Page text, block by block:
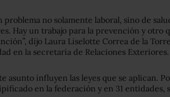
problema no solamente laboral, sino de
Hay un trabajo para la prevención y otro
dijo Laura Liselotte Correa de la
en la secretaría de Relaciones Exteriores.
asunto influyen las leyes que se aplican.
en la federación y en 31 entidades,